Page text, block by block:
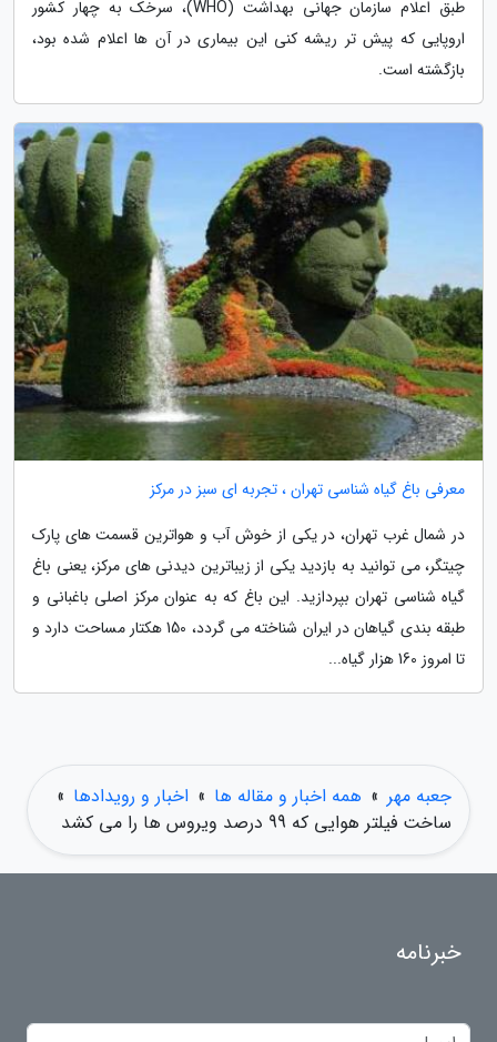
طبق اعلام سازمان جهانی بهداشت (WHO)، سرخک به چهار کشور
اروپایی که پیش تر ریشه کنی این بیماری در آن ها اعلام شده بود،
بازگشته است.
معرفی باغ گیاه شناسی تهران ، تجربه ای سبز در مرکز
در شمال غرب تهران، در یکی از خوش آب و هواترین قسمت های پارک
چیتگر، می توانید به بازدید یکی از زیباترین دیدنی های مرکز، یعنی باغ
گیاه شناسی تهران بپردازید. این باغ که به عنوان مرکز اصلی باغبانی و
طبقه بندی گیاهان در ایران شناخته می گردد، 150 هکتار مساحت دارد و
تا امروز 160 هزار گیاه...
جعبه مهر » همه اخبار و مقاله ها » اخبار و رویدادها »
ساخت فیلتر هوایی که 99 درصد ویروس ها را می کشد
خبرنامه